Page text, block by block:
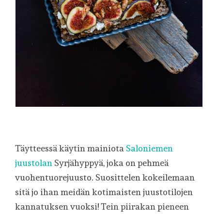
Täytteessä käytin mainiota Saloniemen
juustolan Syrjähyppyä, joka on pehmeä
vuohentuorejuusto. Suosittelen kokeilemaan
sitä jo ihan meidän kotimaisten juustotilojen
kannatuksen vuoksi! Tein piirakan pieneen